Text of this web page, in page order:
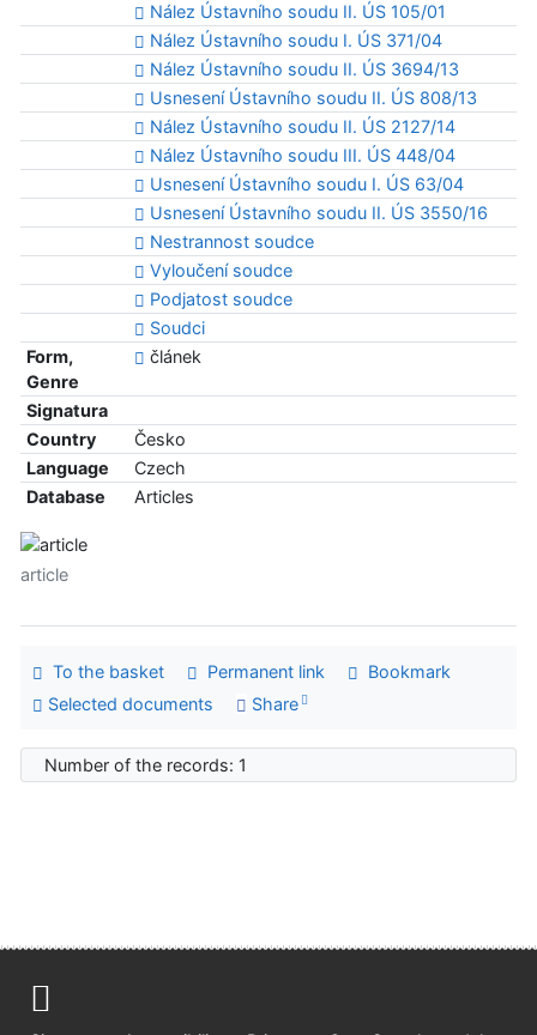
Nález Ústavního soudu II. ÚS 105/01
Nález Ústavního soudu I. ÚS 371/04
Nález Ústavního soudu II. ÚS 3694/13
Usnesení Ústavního soudu II. ÚS 808/13
Nález Ústavního soudu II. ÚS 2127/14
Nález Ústavního soudu III. ÚS 448/04
Usnesení Ústavního soudu I. ÚS 63/04
Usnesení Ústavního soudu II. ÚS 3550/16
Nestrannost soudce
Vyloučení soudce
Podjatost soudce
Soudci
Form,
Genre
článek
Signatura
Country
Česko
Language
Czech
Database
Articles
article
To the basket Permanent link
Bookmark
Selected documents
Share
Number of the records: 1